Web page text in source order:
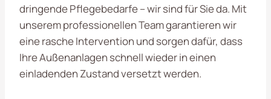
dringende Pflegebedarfe – wir sind für Sie da. Mit
unserem professionellen Team garantieren wir
eine rasche Intervention und sorgen dafür, dass
Ihre Außenanlagen schnell wieder in einen
einladenden Zustand versetzt werden.